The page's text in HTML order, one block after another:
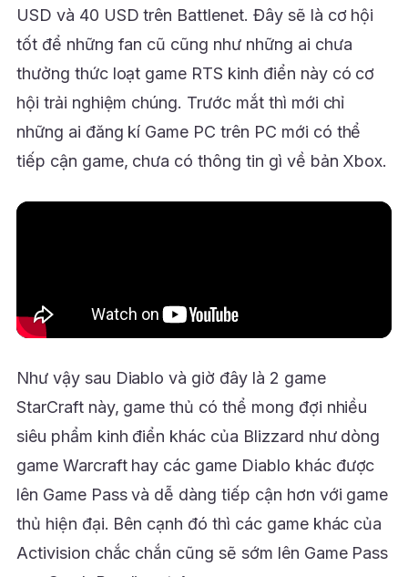
USD và 40 USD trên Battlenet. Đây sẽ là cơ hội
tốt để những fan cũ cũng như những ai chưa
thưởng thức loạt game RTS kinh điển này có cơ
hội trải nghiệm chúng. Trước mắt thì mới chỉ
những ai đăng kí Game PC trên PC mới có thể
tiếp cận game, chưa có thông tin gì về bản Xbox.
Như vậy sau Diablo và giờ đây là 2 game
StarCraft này, game thủ có thể mong đợi nhiều
siêu phẩm kinh điển khác của Blizzard như dòng
game Warcraft hay các game Diablo khác được
lên Game Pass và dễ dàng tiếp cận hơn với game
thủ hiện đại. Bên cạnh đó thì các game khác của
Activision chắc chắn cũng sẽ sớm lên Game Pass